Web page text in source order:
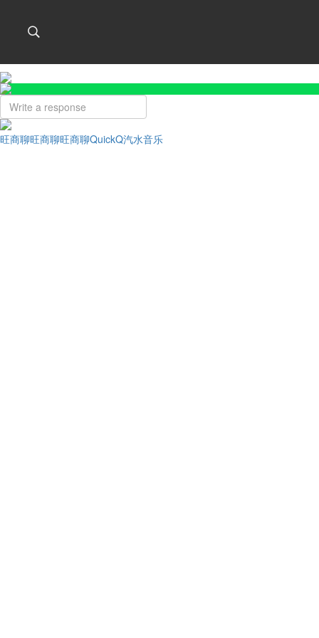
旺商聊旺商聊旺商聊QuickQ汽水音乐